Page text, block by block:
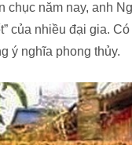
năm nay, anh
của nhiều đại gia.
ý nghĩa phong thủy.